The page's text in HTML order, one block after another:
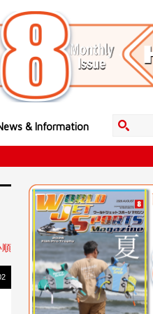
& Information
順